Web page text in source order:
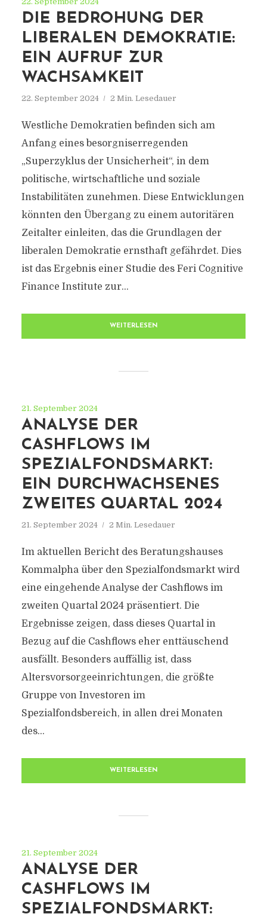
DIE BEDROHUNG DER
LIBERALEN DEMOKRATIE:
EIN AUFRUF ZUR
WACHSAMKEIT
22. September 2024 2 Min. Lesedauer
Westliche Demokratien befinden sich am
Anfang eines besorgniserregenden
„Superzyklus der Unsicherheit“, in dem
politische, wirtschaftliche und soziale
Instabilitäten zunehmen. Diese Entwicklungen
könnten den Übergang zu einem autoritären
Zeitalter einleiten, das die Grundlagen der
liberalen Demokratie ernsthaft gefährdet. Dies
ist das Ergebnis einer Studie des Feri Cognitive
Finance Institute zur...
WEITERLESEN
21. September 2024
ANALYSE DER
CASHFLOWS IM
SPEZIALFONDSMARKT:
EIN DURCHWACHSENES
ZWEITES QUARTAL 2024
21. September 2024 2 Min. Lesedauer
Im aktuellen Bericht des Beratungshauses
Kommalpha über den Spezialfondsmarkt wird
eine eingehende Analyse der Cashflows im
zweiten Quartal 2024 präsentiert. Die
Ergebnisse zeigen, dass dieses Quartal in
Bezug auf die Cashflows eher enttäuschend
ausfällt. Besonders auffällig ist, dass
Altersvorsorgeeinrichtungen, die größte
Gruppe von Investoren im
Spezialfondsbereich, in allen drei Monaten
des...
WEITERLESEN
21. September 2024
ANALYSE DER
CASHFLOWS IM
SPEZIALFONDSMARKT: